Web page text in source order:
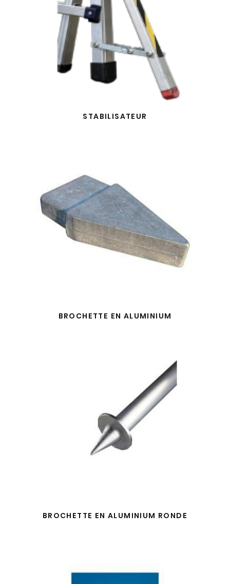
STABILISATEUR
BROCHETTE EN ALUMINIUM
BROCHETTE EN ALUMINIUM RONDE